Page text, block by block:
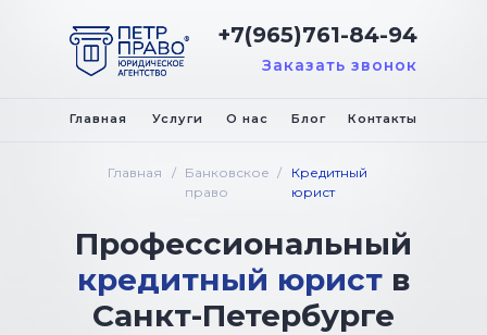
Главная /
Профессиональный
кредитный юриств
Санкт-Петербурге
Банковское
право
/
Кредитный
юрист
Блог
Заказать звонок
+7(965)761-84-94
Контакты
О нас
Услуги
Главная